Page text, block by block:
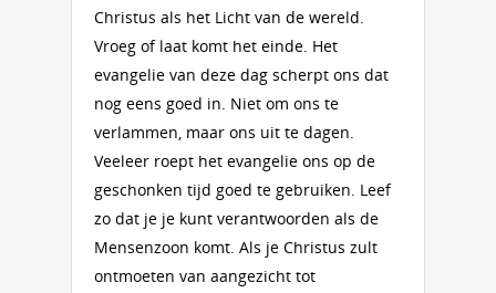
Christus als het Licht van de wereld.
Vroeg of laat komt het einde. Het
evangelie van deze dag scherpt ons dat
nog eens goed in. Niet om ons te
verlammen, maar ons uit te dagen.
Veeleer roept het evangelie ons op de
geschonken tijd goed te gebruiken. Leef
zo dat je je kunt verantwoorden als de
Mensenzoon komt. Als je Christus zult
ontmoeten van aangezicht tot